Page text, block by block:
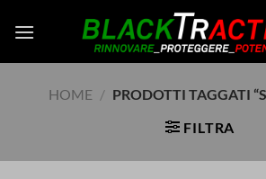
HOME / PRODOTTI TAGGATI
FILTRA